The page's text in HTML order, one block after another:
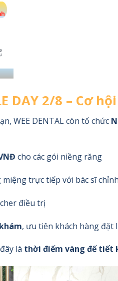
DAY 2/8 – Cơ
WEE DENTAL còn tổ chức
cho các gói niềng răng
trực tiếp với bác sĩ
điều trị
, ưu tiên khách hàng đặt
là thời điểm vàng để tiết